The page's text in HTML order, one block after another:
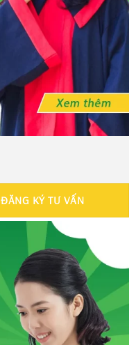
ĐĂNG KÝ TƯ VẤN